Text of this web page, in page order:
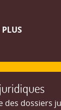
des dossiers